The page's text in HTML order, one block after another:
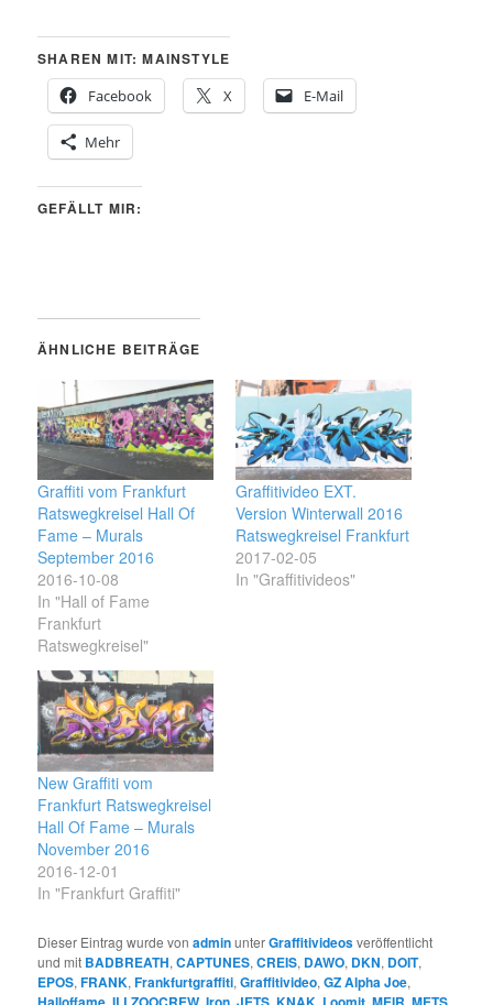
SHAREN MIT: MAINSTYLE
Facebook
X E-Mail
Mehr
GEFÄLLT MIR:
ÄHNLICHE BEITRÄGE
Graffiti vom Frankfurt
Ratswegkreisel Hall Of
Fame – Murals
September 2016
2016-10-08
In "Hall of Fame
Frankfurt
Ratswegkreisel"
Graffitivideo EXT.
Version Winterwall 2016
Ratswegkreisel Frankfurt
2017-02-05
In "Graffitivideos"
New Graffiti vom
Frankfurt Ratswegkreisel
Hall Of Fame – Murals
November 2016
2016-12-01
In "Frankfurt Graffiti"
Dieser Eintrag wurde vonadminunterGraffitivideosveröffentlicht
und mit BADBREATH,CAPTUNES,CREIS, DAWO, DKN, DOIT,
EPOS,FRANK,Frankfurtgraffiti,Graffitivideo,GZ Alpha Joe,
, , , , , ,